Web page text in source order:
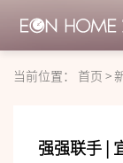
当前位置： 首页 >
强强联手 |